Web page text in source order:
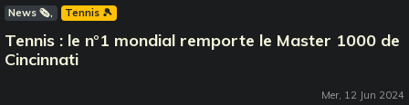
News 🗞️ Tennis 🎾
Tennis : le n°1 mondial remporte le Master 1000 de
Cincinnati
Mer, 12 Jun 2024